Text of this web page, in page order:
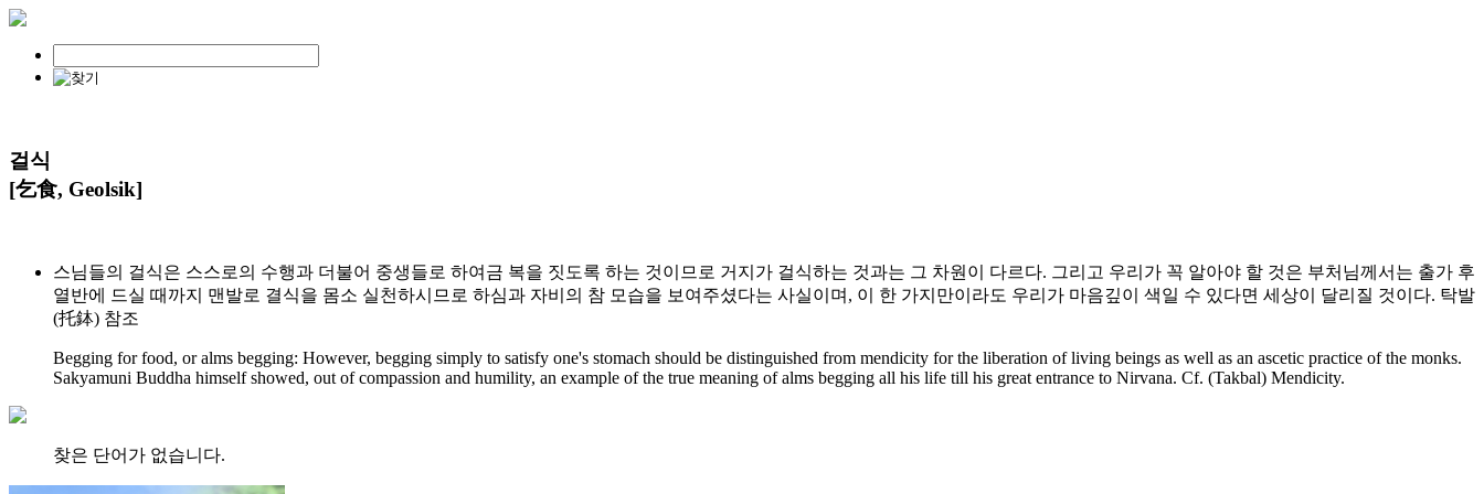
걸식
[乞食, Geolsik]
스님들의 걸식은 스스로의 수행과 더불어 중생들로 하여금 복을 짓도록 하는 것이므로 거지가 걸식하는 것과는 그 차원이 다르다. 그리고 우리가 꼭 알아야 할 것은 부처님께서는 출가 후
열반에 드실 때까지 맨발로 결식을 몸소 실천하시므로 하심과 자비의 참 모습을 보여주셨다는 사실이며, 이 한 가지만이라도 우리가 마음깊이 색일 수 있다면 세상이 달리질 것이다. 탁발
(托鉢) 참조
Begging for food, or alms begging: However, begging simply to satisfy one's stomach should be distinguished from mendicity for the liberation of living beings as well as an ascetic practice of the monks.
Sakyamuni Buddha himself showed, out of compassion and humility, an example of the true meaning of alms begging all his life till his great entrance to Nirvana. Cf. (Takbal) Mendicity.
찾은 단어가 없습니다.